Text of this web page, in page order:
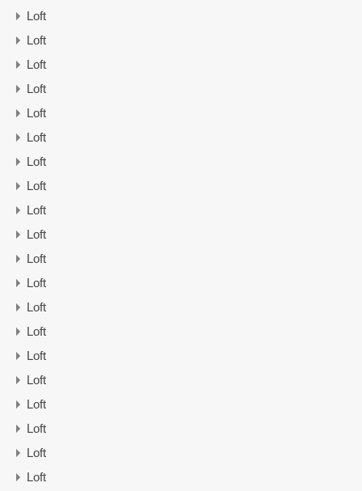
Loft
Loft
Loft
Loft
Loft
Loft
Loft
Loft
Loft
Loft
Loft
Loft
Loft
Loft
Loft
Loft
Loft
Loft
Loft
Loft